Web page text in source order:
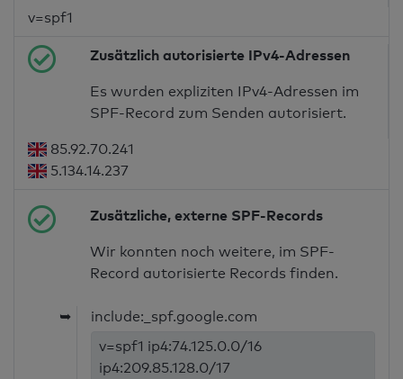
v=spf1
Zusätzlich autorisierte IPv4-Adressen
Es wurden expliziten IPv4-Adressen im
SPF-Record zum Senden autorisiert.
85.92.70.241
5.134.14.237
Zusätzliche, externe SPF-Records
Wir konnten noch weitere, im SPF-
Record autorisierte Records finden.
➥
include:_spf.google.com
v=spf1 ip4:74.125.0.0/16
ip4:209.85.128.0/17